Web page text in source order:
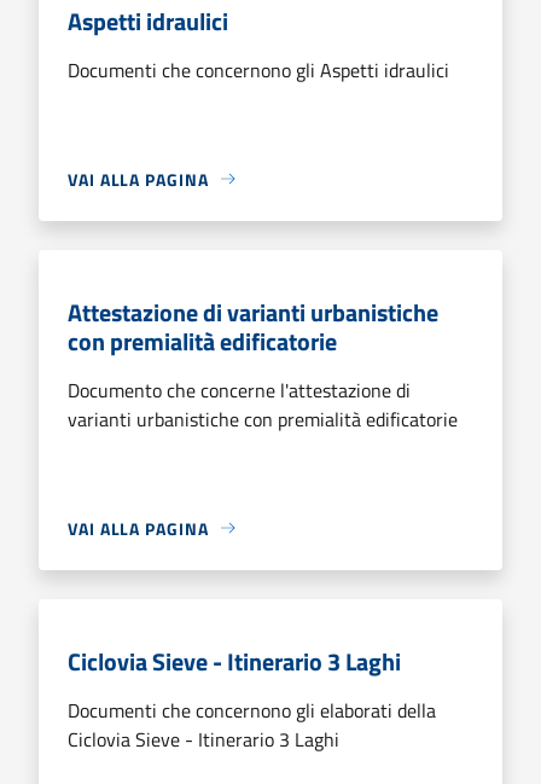
Aspetti idraulici
Documenti che concernono gli Aspetti idraulici
VAI ALLA PAGINA
Attestazione di varianti urbanistiche
con premialità edificatorie
Documento che concerne l'attestazione di
varianti urbanistiche con premialità edificatorie
VAI ALLA PAGINA
Ciclovia Sieve - Itinerario 3 Laghi
Documenti che concernono gli elaborati della
Ciclovia Sieve - Itinerario 3 Laghi